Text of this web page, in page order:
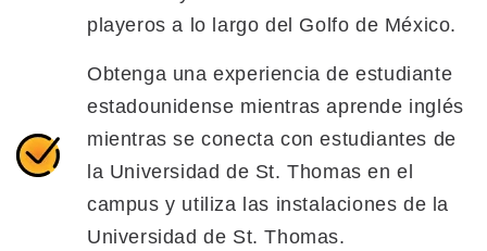
playeros a lo largo del Golfo de México.
Obtenga una experiencia de estudiante
estadounidense mientras aprende inglés
mientras se conecta con estudiantes de
la Universidad de St. Thomas en el
campus y utiliza las instalaciones de la
Universidad de St. Thomas.